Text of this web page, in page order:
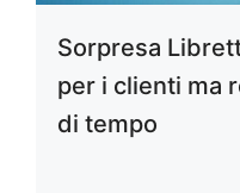
Sorpresa
per i clienti ma
di tempo